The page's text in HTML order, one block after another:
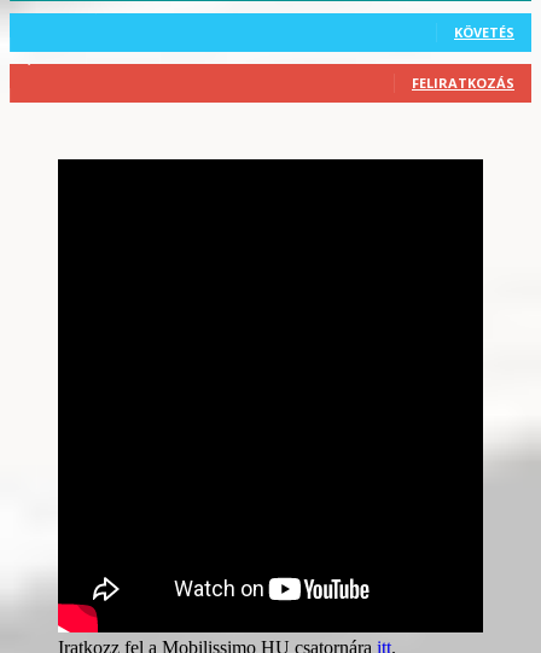
KÖVETÉS
FELIRATKOZÁS
Iratkozz fel a Mobilissimo HU csatornára itt.